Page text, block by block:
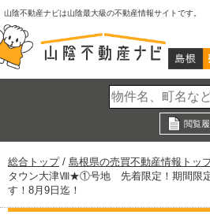
このページの本文へ
山陰不動産ナビは山陰最大級の不動産情報サイトです。
閲覧
現
在
の
位
総合トップ/ 島根県の売買不動産情報トッ
タウン大津Ⅷ★①号地 先着限定！期間限定
す！8月9日迄！